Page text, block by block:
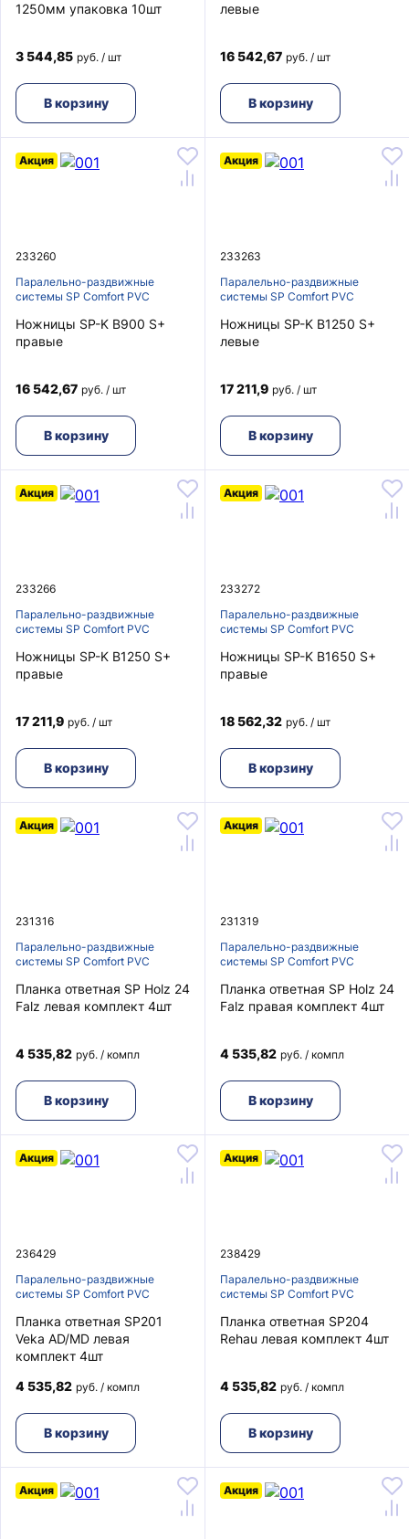
1250мм упаковка 10шт
3 544,85 руб. / шт
В корзину
левые
16 542,67 руб. / шт
В корзину
233260
Паралельно-раздвижные
системы SP Comfort PVC
Акция
Ножницы SP-K B900 S+
правые
16 542,67 руб. / шт
В корзину
233263
Паралельно-раздвижные
системы SP Comfort PVC
Акция
Ножницы SP-K B1250 S+
левые
17 211,9 руб. / шт
В корзину
233266
Паралельно-раздвижные
системы SP Comfort PVC
Акция
Ножницы SP-K B1250 S+
правые
17 211,9 руб. / шт
В корзину
233272
Паралельно-раздвижные
системы SP Comfort PVC
Акция
Ножницы SP-K B1650 S+
правые
18 562,32 руб. / шт
В корзину
231316
Паралельно-раздвижные
системы SP Comfort PVC
Акция
Планка ответная SP Holz 24
Falz левая комплект 4шт
4 535,82 руб. / компл
В корзину
231319
Паралельно-раздвижные
системы SP Comfort PVC
Акция
Планка ответная SP Holz 24
Falz правая комплект 4шт
4 535,82 руб. / компл
В корзину
236429
Паралельно-раздвижные
системы SP Comfort PVC
Акция
Планка ответная SP201
Veka AD/MD левая
комплект 4шт
4 535,82 руб. / компл
В корзину
238429
Паралельно-раздвижные
системы SP Comfort PVC
Акция
Планка ответная SP204
Rehau левая комплект 4шт
4 535,82 руб. / компл
В корзину
Акция Акция